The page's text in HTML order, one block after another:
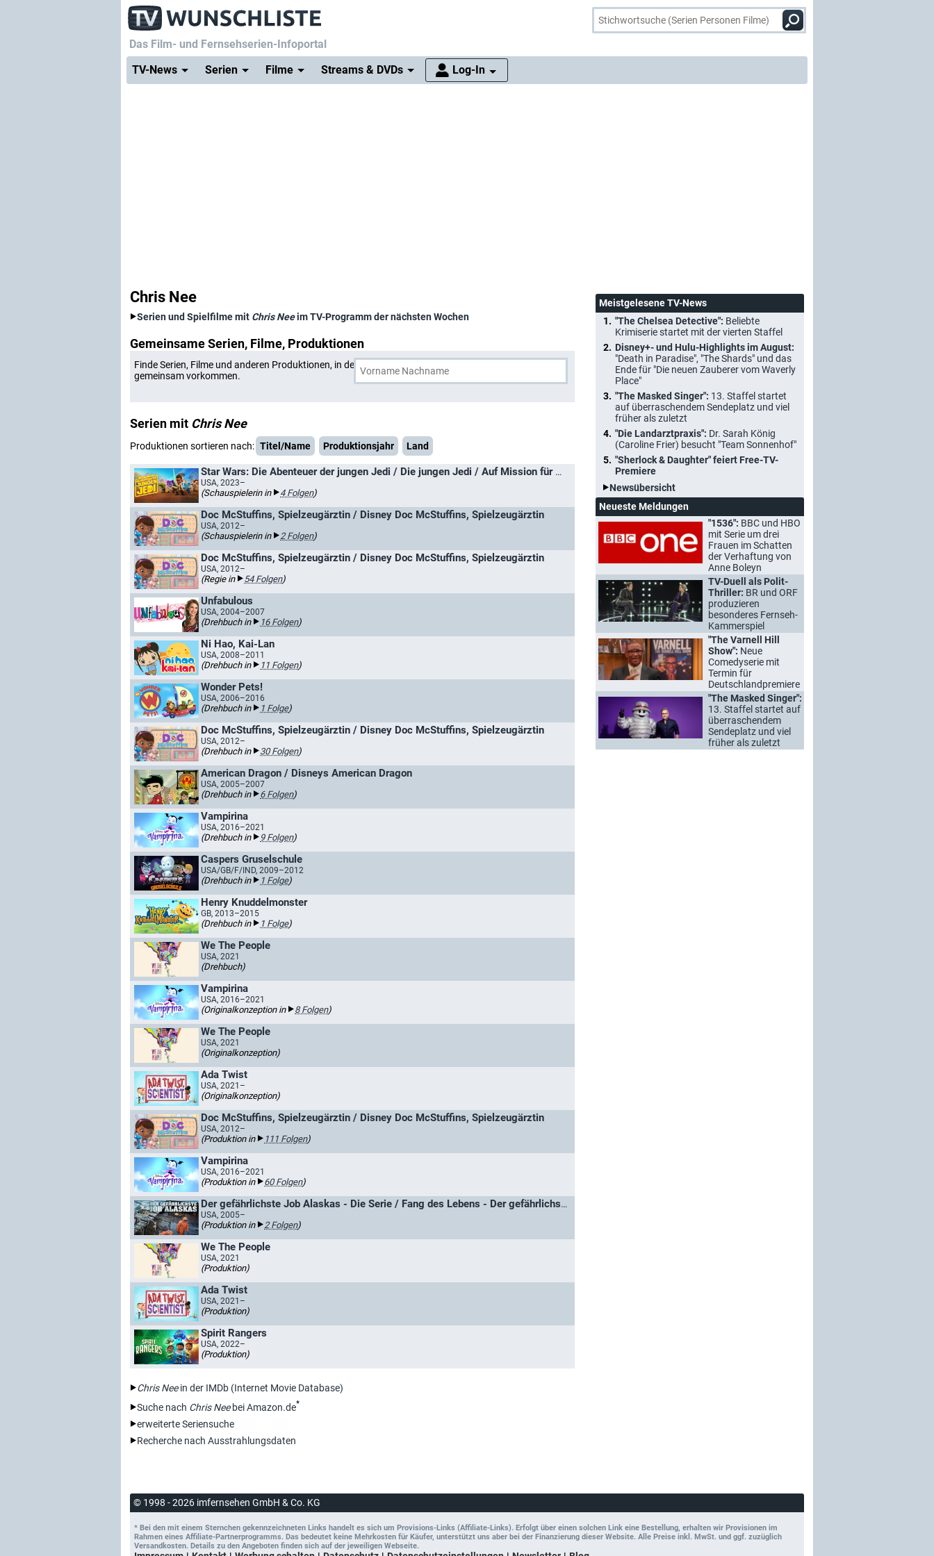
Das Film- und Fernsehserien-Infoportal
TV-News
Serien Filme Streams & DVDs Log-In
Chris Nee
Serien und Spielfilme mit Chris Neeim TV-Programm der nächsten Wochen
Gemeinsame Serien, Filme, Produktionen
Finde Serien, Filme und anderen Produktionen, in denen
und eine weitere Person
gemeinsam vorkommen.
Serien mit Chris Nee
Produktionen sortieren nach: Titel/Name Produktionsjahr Land
Star Wars: Die Abenteuer der jungen Jedi / Die jungen Jedi / Auf Mission für Meister Yoda
USA, 2023–
(Schauspielerin in 4 Folgen)
Doc McStuffins, Spielzeugärztin / Disney Doc McStuffins, Spielzeugärztin
USA, 2012–
(Schauspielerin in 2 Folgen)
Doc McStuffins, Spielzeugärztin / Disney Doc McStuffins, Spielzeugärztin
USA, 2012–
(Regie in 54 Folgen)
Unfabulous
USA, 2004–2007
(Drehbuch in 16 Folgen)
Ni Hao, Kai-Lan
USA, 2008–2011
(Drehbuch in 11 Folgen)
Wonder Pets!
USA, 2006–2016
(Drehbuch in 1 Folge)
Doc McStuffins, Spielzeugärztin / Disney Doc McStuffins, Spielzeugärztin
USA, 2012–
(Drehbuch in 30 Folgen)
American Dragon / Disneys American Dragon
USA, 2005–2007
(Drehbuch in 6 Folgen)
Vampirina
USA, 2016–2021
(Drehbuch in 9 Folgen)
Caspers Gruselschule
USA/GB/F/IND, 2009–2012
(Drehbuch in 1 Folge)
Henry Knuddelmonster
GB, 2013–2015
(Drehbuch in 1 Folge)
We The People
USA, 2021
(Drehbuch)
Vampirina
USA, 2016–2021
(Originalkonzeption in 8 Folgen)
We The People
USA, 2021
(Originalkonzeption)
Ada Twist
USA, 2021–
(Originalkonzeption)
Doc McStuffins, Spielzeugärztin / Disney Doc McStuffins, Spielzeugärztin
USA, 2012–
(Produktion in 111 Folgen)
Vampirina
USA, 2016–2021
(Produktion in 60 Folgen)
Der gefährlichste Job Alaskas - Die Serie / Fang des Lebens - Der gefährlichste Job Alaskas
USA, 2005–
(Produktion in 2 Folgen)
We The People
USA, 2021
(Produktion)
Ada Twist
USA, 2021–
(Produktion)
Spirit Rangers
USA, 2022–
(Produktion)
Chris Neein der IMDb (Internet Movie Database)
Suche nach Chris Neebei Amazon.de*
erweiterte Seriensuche
Recherche nach Ausstrahlungsdaten
Meistgelesene TV-News
"The Chelsea Detective": Beliebte
Krimiserie startet mit der vierten Staffel
Disney+- und Hulu-Highlights im August:
"Death in Paradise", "The Shards" und das
Ende für "Die neuen Zauberer vom Waverly
Place"
"The Masked Singer": 13. Staffel startet
auf überraschendem Sendeplatz und viel
früher als zuletzt
"Die Landarztpraxis": Dr. Sarah König
(Caroline Frier) besucht "Team Sonnenhof"
"Sherlock & Daughter" feiert Free-TV-
Premiere
Newsübersicht
Neueste Meldungen
"1536": BBC und HBO
mit Serie um drei
Frauen im Schatten
der Verhaftung von
Anne Boleyn
TV-Duell als Polit-
Thriller: BR und ORF
produzieren
besonderes Fernseh-
Kammerspiel
"The Varnell Hill
Show": Neue
Comedyserie mit
Termin für
Deutschlandpremiere
"The Masked Singer":
13. Staffel startet auf
überraschendem
Sendeplatz und viel
früher als zuletzt
© 1998 - 2026 imfernsehen GmbH & Co. KG
* Bei den mit einem Sternchen gekennzeichneten Links handelt es sich um Provisions-Links (Affiliate-Links). Erfolgt über einen solchen Link eine Bestellung, erhalten wir Provisionen im
Rahmen eines Affiliate-Partnerprogramms. Das bedeutet keine Mehrkosten für Käufer, unterstützt uns aber bei der Finanzierung dieser Website. Alle Preise inkl. MwSt. und ggf. zuzüglich
Versandkosten. Details zu den Angeboten finden sich auf der jeweiligen Webseite.